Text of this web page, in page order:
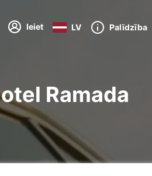
Ieiet LV Palīdzība
Ramada